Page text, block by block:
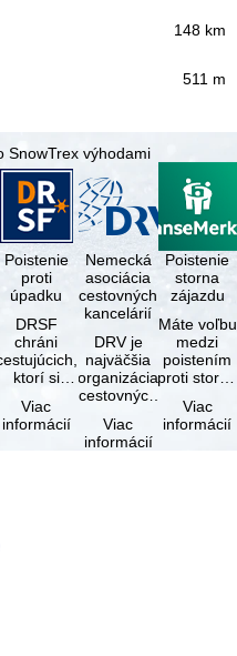
148 km
511 m
SnowTrex výhodami
Poistenie
proti
úpadku
DRSF
chráni
ktorí si
zájazd
alebo
Viac
informácií
Nemecká
asociácia
cestovných
kancelárií
DRV je
najväčšia
organizácia
cestovných
organizátorov
zájazdov v …
Viac
informácií
Poistenie
storna
zájazdu
Máte voľbu
medzi
poistením
proti stornu
cestovným
Viac
informácií